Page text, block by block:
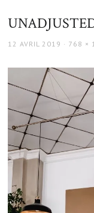
POSTED
12 AVRIL 2019
FULL
768 ×